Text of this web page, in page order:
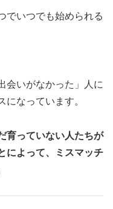
でいつでも始められる
会いがなかった」人に
になっています。
育っていない人たちが
によって、ミスマッチ